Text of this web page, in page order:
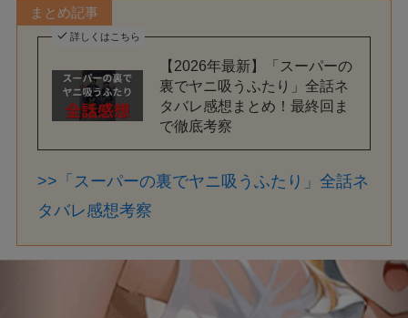
まとめ記事
詳しくはこちら
【2026年最新】「スーパーの
裏でヤニ吸うふたり」全話ネ
タバレ感想まとめ！最終回ま
で徹底考察
>>「スーパーの裏でヤニ吸うふたり」全話ネ
タバレ感想考察